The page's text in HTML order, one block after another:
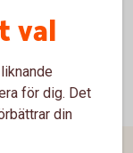
val
för dig. Det
din